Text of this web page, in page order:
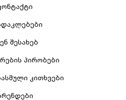
შესახებ
პირობები
კითხვები